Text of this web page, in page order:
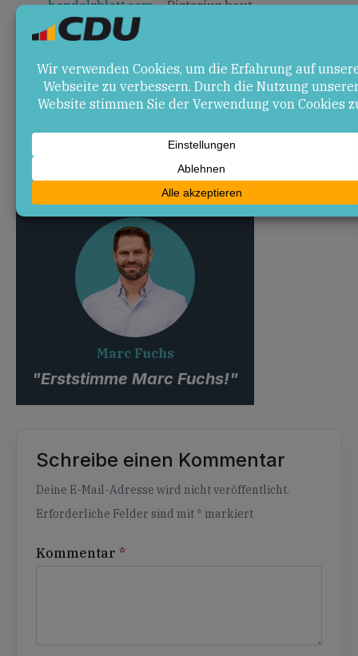
handelsblatt.com– Pistorius baut
Zusammenarbeit für Verwundetenversorgung
aus
Abschreckung im Baltikum verstärken
spiegel.de– Boris Pistorius in Litauen: Deutsche
Brigade soll 2027 kampffähig sein
Störgeräusche aus Berlin
Marc Fuchs
"Erststimme Marc Fuchs!"
Schreibe einen Kommentar
Deine E-Mail-Adresse wird nicht veröffentlicht.
Erforderliche Felder sind mit * markiert
Kommentar *
Alternative: